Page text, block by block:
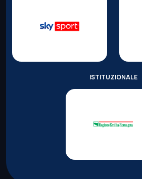
ISTITUZIONALE